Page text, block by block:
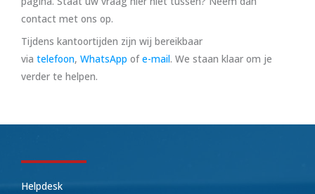
contact met ons op.
Tijdens kantoortijden zijn wij bereikbaar
via telefoon, WhatsApp ofe-mail. We staan klaar om je
verder te helpen.
Helpdesk